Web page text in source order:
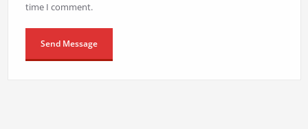
time I comment.